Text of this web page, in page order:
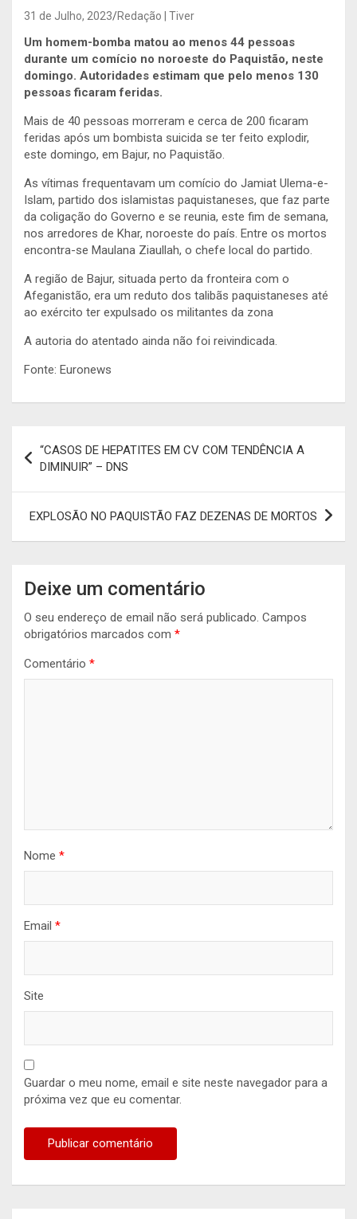
31 de Julho, 2023 Redação | Tiver
Um homem-bomba matou ao menos 44 pessoas
durante um comício no noroeste do Paquistão, neste
domingo. Autoridades estimam que pelo menos 130
pessoas ficaram feridas.
Mais de 40 pessoas morreram e cerca de 200 ficaram
feridas após um bombista suicida se ter feito explodir,
este domingo, em Bajur, no Paquistão.
As vítimas frequentavam um comício do Jamiat Ulema-e-
Islam, partido dos islamistas paquistaneses, que faz parte
da coligação do Governo e se reunia, este fim de semana,
nos arredores de Khar, noroeste do país. Entre os mortos
encontra-se Maulana Ziaullah, o chefe local do partido.
A região de Bajur, situada perto da fronteira com o
Afeganistão, era um reduto dos talibãs paquistaneses até
ao exército ter expulsado os militantes da zona
A autoria do atentado ainda não foi reivindicada.
Fonte: Euronews
de
artigos
“CASOS DE HEPATITES EM CV COM TENDÊNCIA A
DIMINUIR” – DNS
EXPLOSÃO NO PAQUISTÃO FAZ DEZENAS DE MORTOS
Deixe um comentário
O seu endereço de email não será publicado. Campos
obrigatórios marcados com *
Comentário *
Nome *
Email *
Site
Guardar o meu nome, email e site neste navegador para a
próxima vez que eu comentar.